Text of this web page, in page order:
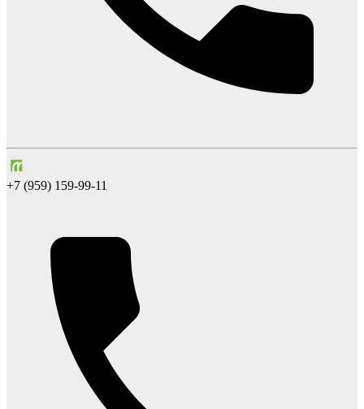
+7 (959) 159-99-11